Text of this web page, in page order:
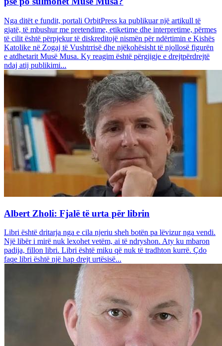
Nga ditët e fundit, portali OrbitPress ka publikuar një artikull të
gjatë, të mbushur me pretendime, etiketime dhe interpretime, përmes
të cilit është përpjekur të diskreditojë nismën për ndërtimin e Kishës
Katolike në Zogaj të Vushtrrisë dhe njëkohësisht të njollosë figurën
e atdhetarit Musë Musa. Ky reagim është përgjigje e drejtpërdrejtë
ndaj atij publikimi...
Albert Zholi: Fjalë të urta për librin
Libri është dritarja nga e cila njeriu sheh botën pa lëvizur nga vendi.
Një libër i mirë nuk lexohet vetëm, ai të ndryshon. Aty ku mbaron
padija, fillon libri. Libri është miku që nuk të tradhton kurrë. Çdo
faqe libri është një hap drejt urtësisë...